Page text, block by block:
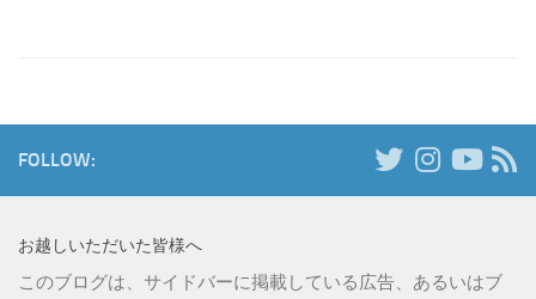
FOLLOW:
お越しいただいた皆様へ
このブログは、サイドバーに掲載している広告、あるいはブ